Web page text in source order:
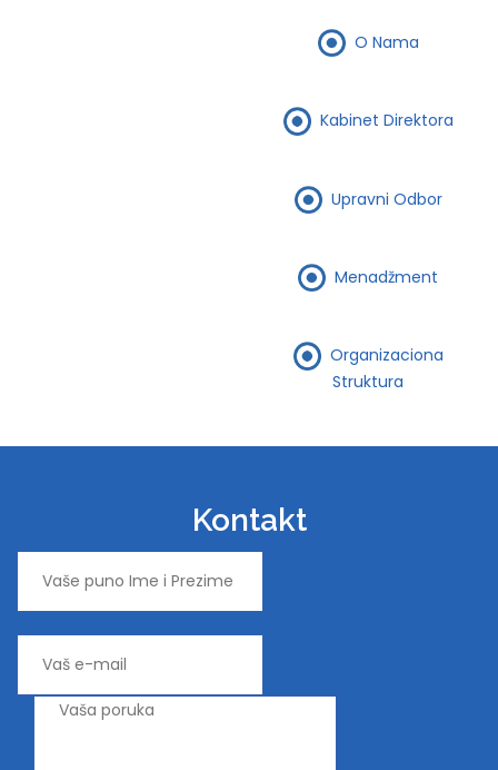
O Nama
Kabinet Direktora
Upravni Odbor
Menadžment
Organizaciona
Struktura
Kontakt